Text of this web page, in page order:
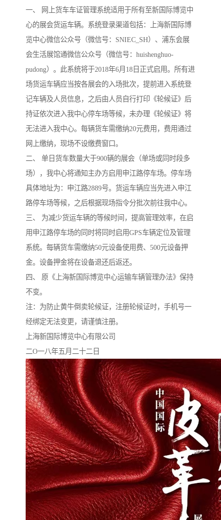
一、 网上货车车证管理系统适用于所有至新国际博览中
心的展会货运车辆。系统登录渠道包括：上海新国际博
览中心微信公众号（微信号：SNIEC_SH）、浦东会展
会生活展馆通微信公众号（微信号：huishenghuo-
pudong）。此系统将于2018年6月18日正式启用。所有进
场货运车辆应当按各展会的入场批次，提前进入系统登
记车辆及人员信息，之后由人员自行打印《轮候证》后
持证依次进入我中心停车场等候，未办理《轮候证》将
无法进入我中心。每辆货车需缴纳20元费用，费用通过
网上缴纳，现场不设缴费窗口。
二、 单日货车数量大于900辆的展会（单场或同时段多
场），我中心将通知主办方启用申江路停车场。停车场
具体地址为：申江路2889号。货运车辆应当先进入申江
路停车场等候，之后根据现场指令分批次前往我中心。
三、 为减少货运车辆的等候时间，提高管理效率，在启
用申江路停车场的同时将同时启用GPS车辆定位及管理
系统。每辆货车需缴纳50元设备使用费、500元设备押
金。设备押金将在设备退还后返还。
四、 原《上海新国际博览中心运输车辆管理办法》保持
不变。
注：为防止黄牛倒卖轮候证，注册轮候证时，手机号一
经绑定无法变更，请谨慎注册。
上海新国际博览中心有限公司
二O一八年五月二十二日